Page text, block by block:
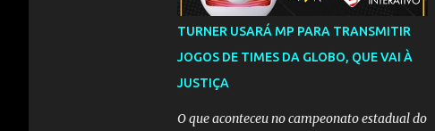
TURNER USARÁ MP PARA TRANSMITIR
JOGOS DE TIMES DA GLOBO, QUE VAI À
JUSTIÇA
O que aconteceu no campeonato estadual do